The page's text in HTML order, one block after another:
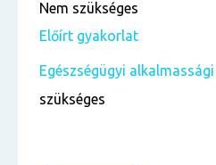
Nem szükséges
Előírt gyakorlat
Egészségügyi
szükséges